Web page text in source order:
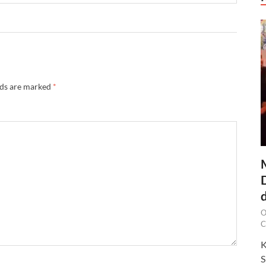
are marked *